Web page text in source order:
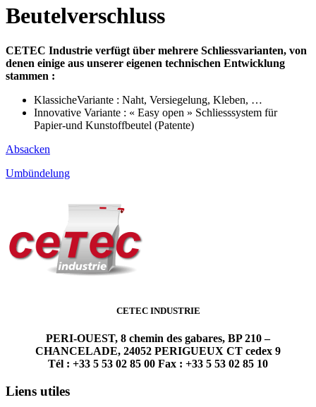
Beutelverschluss
CETEC Industrie verfügt über mehrere Schliessvarianten, von
denen einige aus unserer eigenen technischen Entwicklung
stammen :
KlassicheVariante : Naht, Versiegelung, Kleben, …
Innovative Variante : « Easy open » Schliesssystem für
Papier-und Kunstoffbeutel (Patente)
Absacken
Umbündelung
CETEC INDUSTRIE
PERI-OUEST, 8 chemin des gabares, BP 210 –
CHANCELADE, 24052 PERIGUEUX CT cedex 9
Tél : +33 5 53 02 85 00 Fax : +33 5 53 02 85 10
Liens utiles